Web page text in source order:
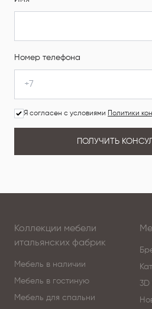
Номер телефона
Я согласен с условиями Политики
ПОЛУЧИТЬ
Коллекции мебели
итальянских фабрик
Мебель в наличии
Мебель в гостиную
Мебель для спальни